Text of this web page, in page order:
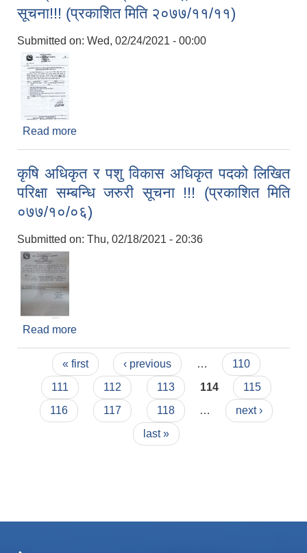
सूचना!!! (प्रकाशित मिति २०७७/११/११)
Submitted on: Wed, 02/24/2021 - 00:00
Read more
कृषि अधिकृत र पशु विकास अधिकृत पदको लिखित
परिक्षा सम्बन्धि जरुरी सूचना !!! (प्रकाशित मिति
०७७/१०/०६)
Submitted on: Thu, 02/18/2021 - 20:36
Read more
०७७/१०/०६)
Pages« first ‹ previous …
110
111
112 113 114
115
116
117 118 …
next ›
last »